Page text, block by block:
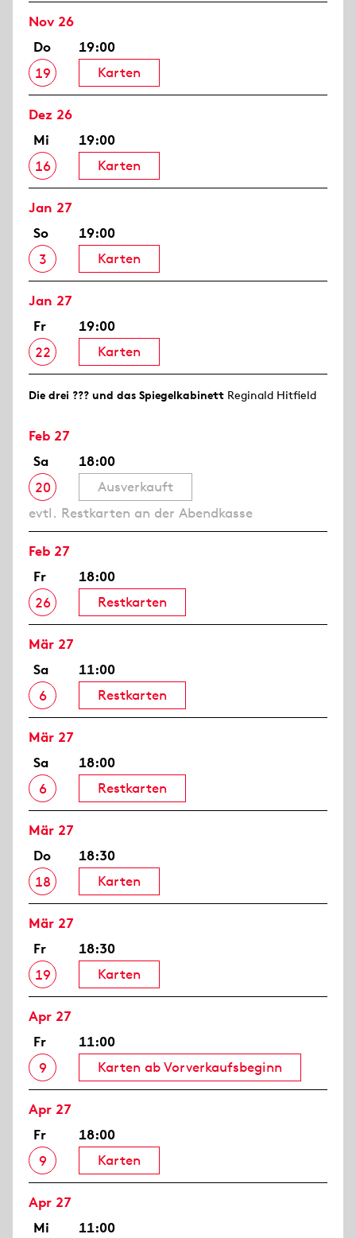
Nov 26
Do
19
19:00
Karten
Dez 26
Mi
16
19:00
Karten
Jan 27
So
3
19:00
Karten
Jan 27
Fr
22
19:00
Karten
Die drei ??? und das Spiegelkabinett Reginald Hitfield
Feb 27
Sa
20
18:00
Ausverkauft
evtl. Restkarten an der Abendkasse
Feb 27
Fr
26
18:00
Restkarten
Mär 27
Sa
6
11:00
Restkarten
Mär 27
Sa
6
18:00
Restkarten
Mär 27
Do
18
18:30
Karten
Mär 27
Fr
19
18:30
Karten
Apr 27
Fr
9
11:00
Karten ab Vorverkaufsbeginn
Apr 27
Fr
9
18:00
Karten
Apr 27
Mi
11:00